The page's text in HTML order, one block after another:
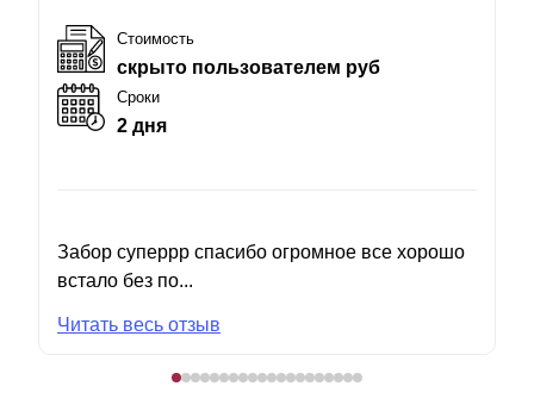
Стоимость
скрыто пользователем руб
Сроки
2 дня
Забор суперрр спасибо огромное все хорошо
встало без по...
Читать весь отзыв